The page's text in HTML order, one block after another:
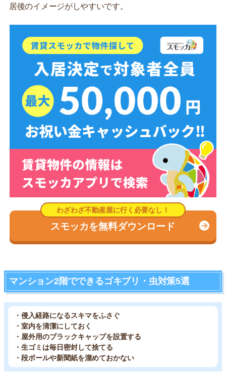
居後のイメージがしやすいです。
スモッカを無料ダウンロード
マンション2階でできるゴキブリ・虫対策5選
・侵入経路になるスキマをふさぐ
・室内を清潔にしておく
・屋外用のブラックキャップを設置する
・生ゴミは毎日密封して捨てる
・段ボールや新聞紙を溜めておかない